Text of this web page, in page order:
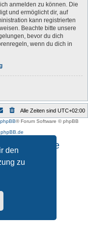
den
zu
anmelden zu können. Die
und ermöglicht dir, auf
kann registrierten
Beachte bitte unsere
bevor du dich
wenn du dich in
Alle Zeiten sind UTC+02:00
phpBB® Forum Software © phpBB
phpBB.de